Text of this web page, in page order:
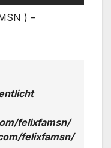
) –
felixfamsn/
felixfamsn/